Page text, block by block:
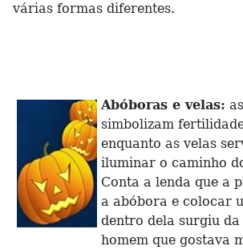
várias formas diferentes.
Abóboras e velas:
simbolizam
enquanto as velas
iluminar o caminho
Conta a lenda que a
a abóbora e colocar
dentro dela surgiu da
homem que gostava